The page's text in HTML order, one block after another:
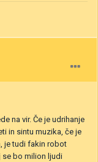
na vir. Če je udrihanje
in sintu muzika, če je
je tudi fakin robot
se bo milion ljudi